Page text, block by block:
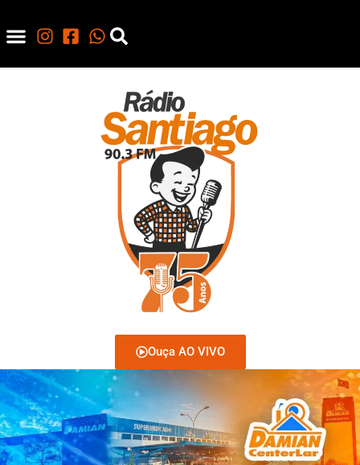
Ouça AO VIVO